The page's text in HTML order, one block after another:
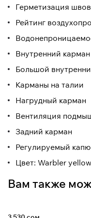
Герметизация
Рейтинг
Внутренний
Большой
Карманы на талии
Нагрудный карман
Вентиляция
Задний карман
Регулируемый
Цвет: Warbler yellow
Вам также